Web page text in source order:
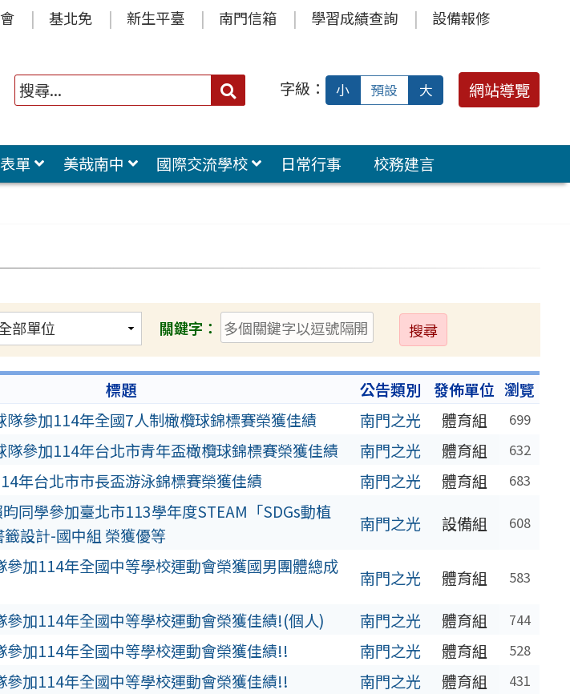
基北免 新生平臺 南門信箱 學習成績查詢 設備報修
搜
字級： 小 預設 大 網站導覽
單 美哉南中 國際交流學校 日常行事
校務建言
關鍵字：
送
出
標題 公告類別 發佈單位 瀏覽
隊參加114年全國7人制橄欖球錦標賽榮獲佳績 南門之光 體育組 699
隊參加114年台北市青年盃橄欖球錦標賽榮獲佳績 南門之光 體育組 632
年台北市市長盃游泳錦標賽榮獲佳績 南門之光 體育組 683
同學參加臺北市113學年度STEAM「SDGs動植
設計-國中組 榮獲優等
南門之光 設備組 608
參加114年全國中等學校運動會榮獲國男團體總成
南門之光 體育組 583
參加114年全國中等學校運動會榮獲佳績!(個人) 南門之光 體育組 744
參加114年全國中等學校運動會榮獲佳績!! 南門之光 體育組 528
參加114年全國中等學校運動會榮獲佳績!! 南門之光 體育組 431